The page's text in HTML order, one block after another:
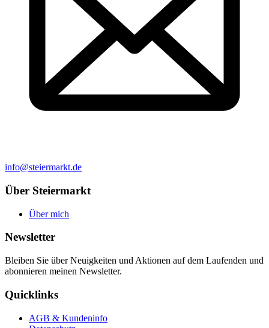
info@steiermarkt.de
Über Steiermarkt
Über mich
Newsletter
Bleiben Sie über Neuigkeiten und Aktionen auf dem Laufenden und
abonnieren meinen Newsletter.
Quicklinks
AGB & Kundeninfo